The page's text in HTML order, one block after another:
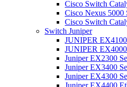
Cisco Switch
Cisco Nexus 5000
Cisco Switch
Switch Juniper
JUNIPER
JUNIPER
Juniper EX2300
Juniper EX3400
Juniper EX4300
Juniper EX4400